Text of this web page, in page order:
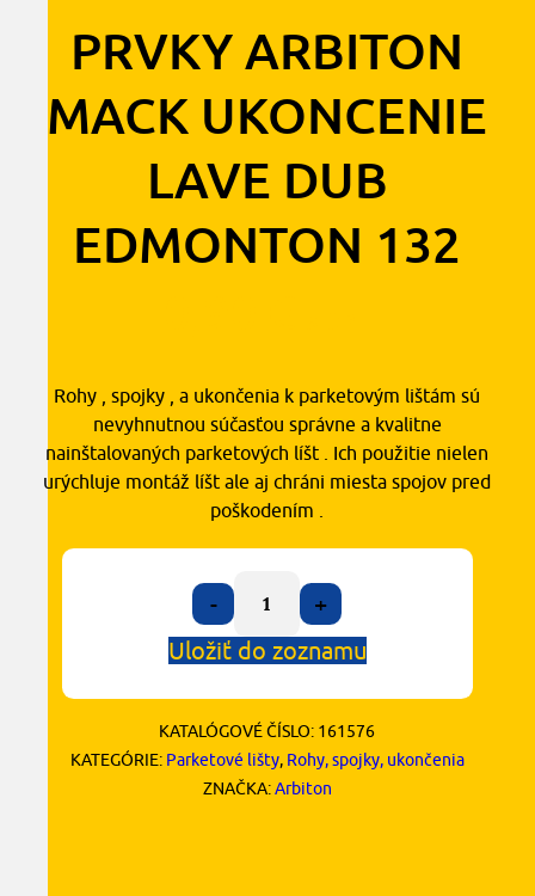
PRVKY ARBITON
MACK UKONCENIE
LAVE DUB
EDMONTON 132
Rohy , spojky , a ukončenia k parketovým lištám sú
nevyhnutnou súčasťou správne a kvalitne
nainštalovaných parketových líšt . Ich použitie nielen
urýchluje montáž líšt ale aj chráni miesta spojov pred
poškodením .
-
+
Uložiť do zoznamu
KATALÓGOVÉ ČÍSLO: 161576
KATEGÓRIE: Parketové lišty, Rohy, spojky, ukončenia
ZNAČKA:Arbiton